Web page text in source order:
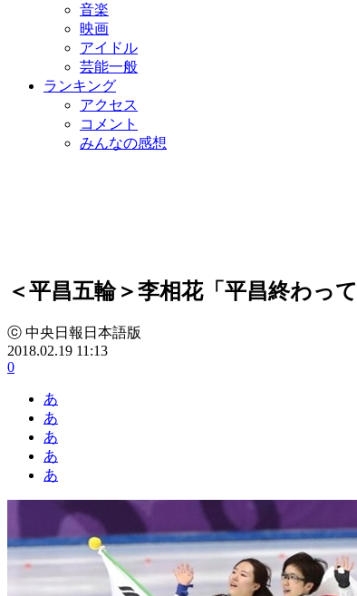
音楽
映画
アイドル
芸能一般
ランキング
アクセス
コメント
みんなの感想
＜平昌五輪＞李相花「平昌終わっ
ⓒ 中央日報日本語版
2018.02.19 11:13
0
あ
あ
あ
あ
あ